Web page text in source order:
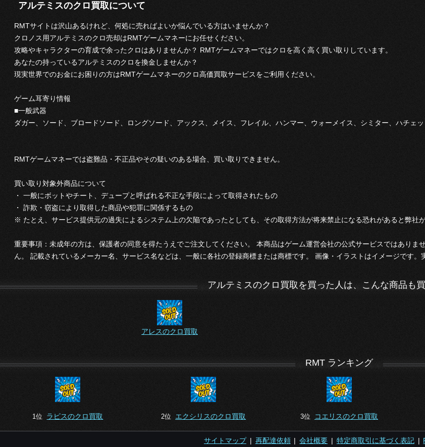
アルテミスのクロ買取について
RMTサイトは沢山あるけれど、何処に売ればよいか悩んでいる方はいませんか？
クロノス用アルテミスのクロ売却はRMTゲームマネーにお任せください。
攻略やキャラクターの育成で余ったクロはありませんか？ RMTゲームマネーではクロを高く高く買い取りしています。
あなたの持っているアルテミスのクロを換金しませんか？
現実世界でのお金にお困りの方はRMTゲームマネーのクロ高価買取サービスをご利用ください。
ゲーム耳寄り情報
■一般武器
ダガー、ソード、ブロードソード、ロングソード、アックス、メイス、フレイル、ハンマー、ウォーメイス、シミター、ハチェッ
RMTゲームマネーでは盗難品・不正品やその疑いのある場合、買い取りできません。
買い取り対象外商品について
・ 一般にボットやチート、デュープと呼ばれる不正な手段によって取得されたもの
・ 詐欺・窃盗により取得した商品や犯罪に関係するもの
※ たとえ、サービス提供元の過失によるシステム上の欠陥であったとしても、その取得方法が将来禁止になる恐れがあると弊社
重要事項：未成年の方は、保護者の同意を得たうえでご注文してください。 本商品はゲーム運営会社の公式サービスではあり
ん。 記載されているメーカー名、サービス名などは、一般に各社の登録商標または商標です。 画像・イラストはイメージです。
アルテミスのクロ買取を買った人は、こんな商品も
アレスのクロ買取
RMT ランキング
1位 ラピスのクロ買取 2位 エクシリスのクロ買取 3位 コエリスのクロ買取
サイトマップ| 再配達依頼|会社概要 | 特定商取引に基づく表記|